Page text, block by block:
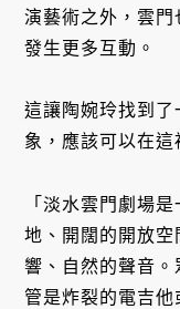
演藝術之外，雲門
發生更多互動。
這讓陶婉玲找到
象，應該可以在這
「淡水雲門劇場
地、開闊的開放
響、自然的聲音
管是炸裂的電吉他